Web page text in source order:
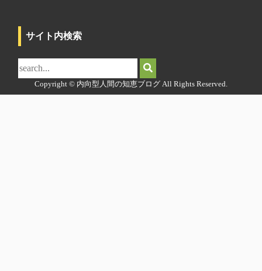
サイト内検索
イ
内
Copyright © 内向型人間の知恵ブログ All Rights Reserved.